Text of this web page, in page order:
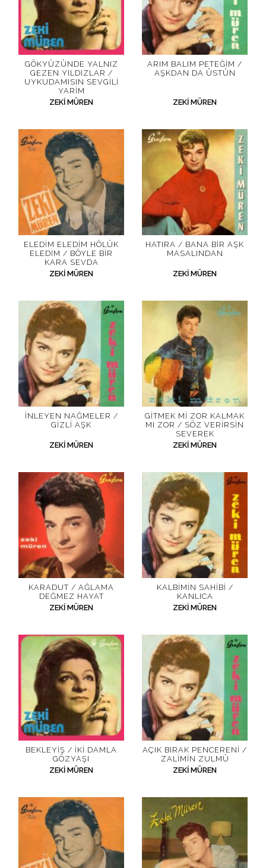
GÖKYÜZÜNDE YALNIZ
GEZEN YILDIZLAR /
UYKUDAMISIN SEVGILI
YARIM
ZEKI MÜREN
ARIM BALIM PETEĞIM /
AŞKDAN DA ÜSTÜN
ZEKI MÜREN
ELEDIM ELEDIM HÖLÜK
ELEDIM / BÖYLE BIR
KARA SEVDA
ZEKI MÜREN
HATIRA / BANA BIR AŞK
MASALINDAN
ZEKI MÜREN
İNLEYEN NAĞMELER /
GIZLI AŞK
ZEKI MÜREN
GITMEK MI ZOR KALMAK
MI ZOR / SÖZ VERIRSIN
SEVEREK
ZEKI MÜREN
KARADUT / AĞLAMA
DEĞMEZ HAYAT
ZEKI MÜREN
KALBIMIN SAHIBI /
KANLICA
ZEKI MÜREN
BEKLEYIŞ / İKI DAMLA
GÖZYAŞI
ZEKI MÜREN
AÇIK BIRAK PENCERENI /
ZALIMIN ZULMÜ
ZEKI MÜREN